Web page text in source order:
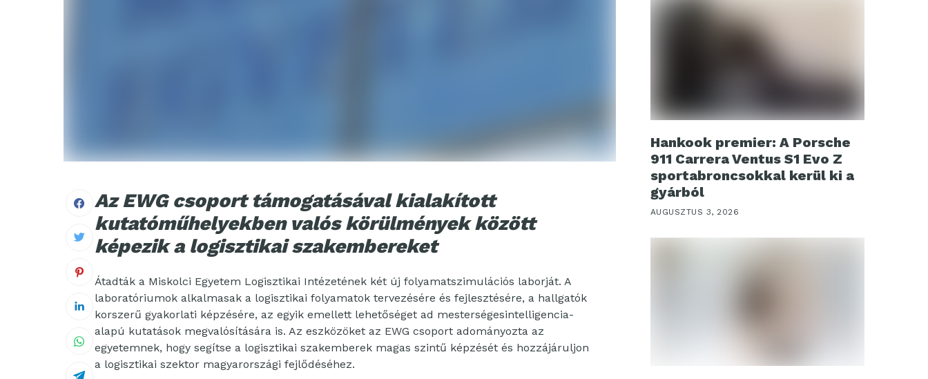
Az EWG csoport támogatásával kialakított
kutatóműhelyekben valós körülmények között
képezik a logisztikai szakembereket
Átadták a Miskolci Egyetem Logisztikai Intézetének két új folyamatszimulációs laborját. A
laboratóriumok alkalmasak a logisztikai folyamatok tervezésére és fejlesztésére, a hallgatók
korszerű gyakorlati képzésére, az egyik emellett lehetőséget ad mesterségesintelligencia-
alapú kutatások megvalósítására is. Az eszközöket az EWG csoport adományozta az
egyetemnek, hogy segítse a logisztikai szakemberek magas szintű képzését és hozzájáruljon
a logisztikai szektor magyarországi fejlődéséhez.
Hankook premier: A Porsche
911 Carrera Ventus S1 Evo Z
sportabroncsokkal kerül ki a
gyárból
AUGUSZTUS 3, 2026